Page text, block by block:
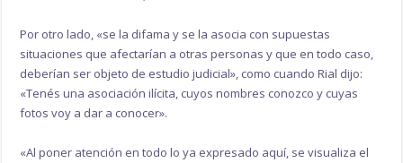
Por otro lado, «se la difama y se la asocia con supuestas
situaciones que afectarían a otras personas y que en todo caso,
deberían ser objeto de estudio judicial», como cuando Rial dijo:
«Tenés una asociación ilícita, cuyos nombres conozco y cuyas
fotos voy a dar a conocer».
«Al poner atención en todo lo ya expresado aquí, se visualiza el